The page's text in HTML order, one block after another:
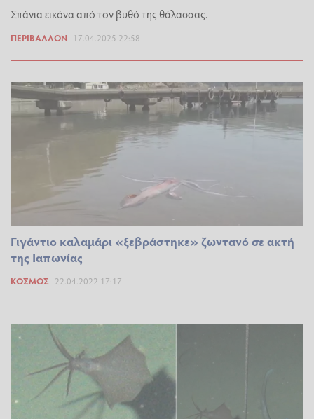
Σπάνια εικόνα από τον βυθό της θάλασσας.
ΠΕΡΙΒΆΛΛΟΝ 17.04.2025 22:58
Γιγάντιο καλαμάρι «ξεβράστηκε» ζωντανό σε ακτή
της Ιαπωνίας
ΚΌΣΜΟΣ 22.04.2022 17:17